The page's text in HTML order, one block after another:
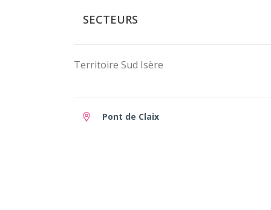
SECTEURS
Territoire Sud Isère
Pont de Claix